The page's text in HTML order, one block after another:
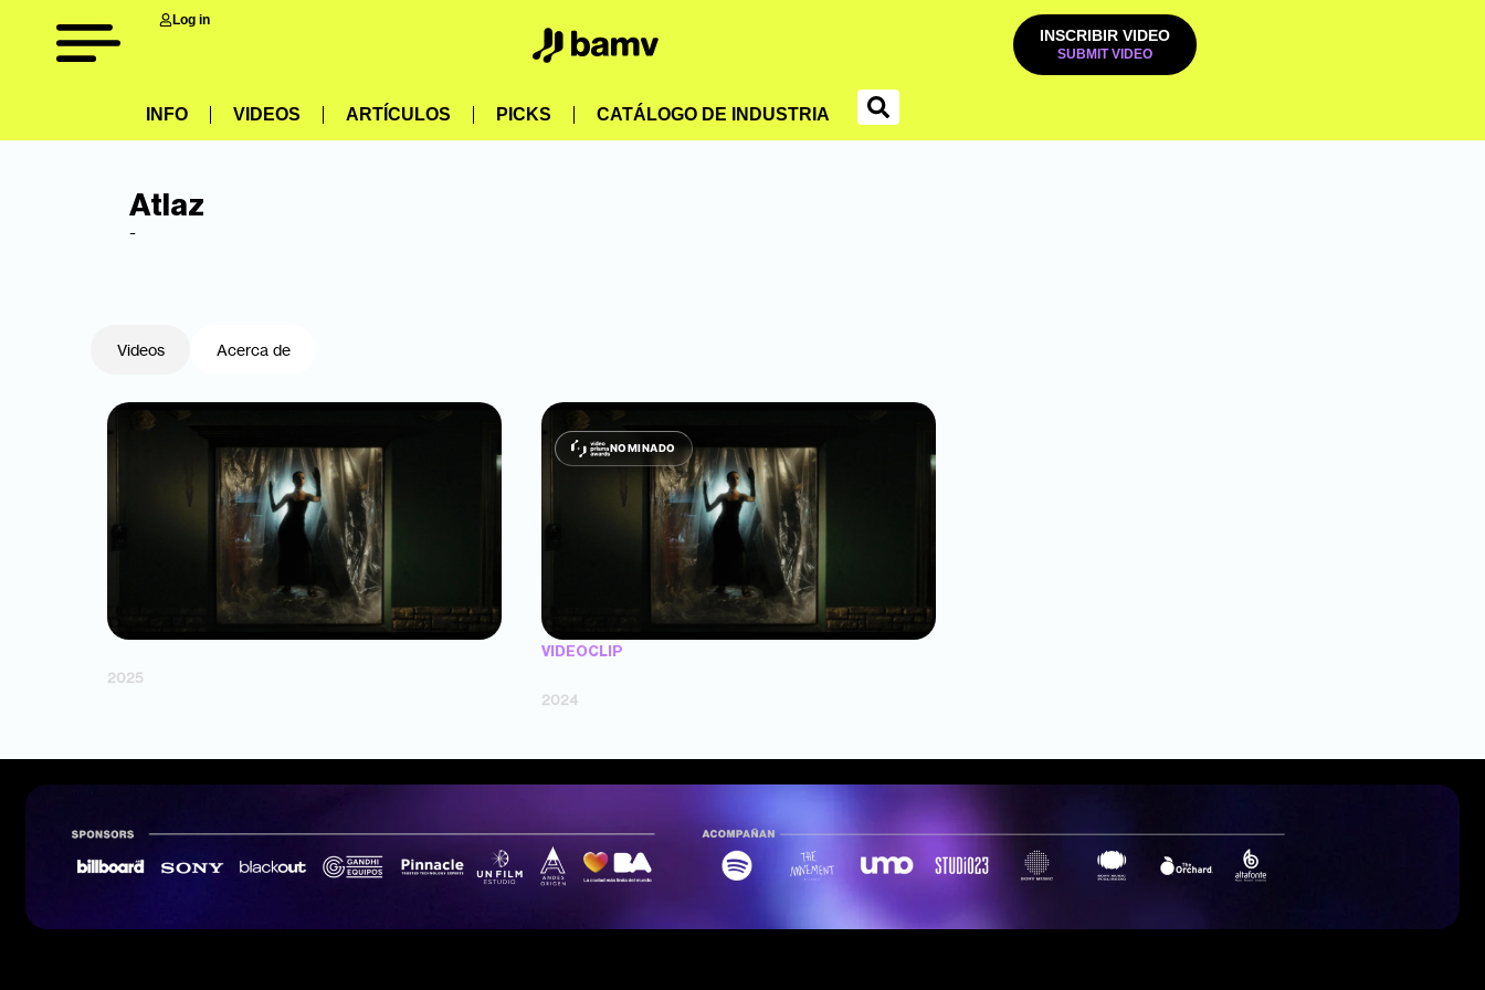
Log in
INSCRIBIR VIDEO
INFO VIDEOS ARTÍCULOS PICKS CATÁLOGO DE INDUSTRIA
Atlaz
-
Videos Acerca de
2025
NOMINADO
VIDEOCLIP
2024